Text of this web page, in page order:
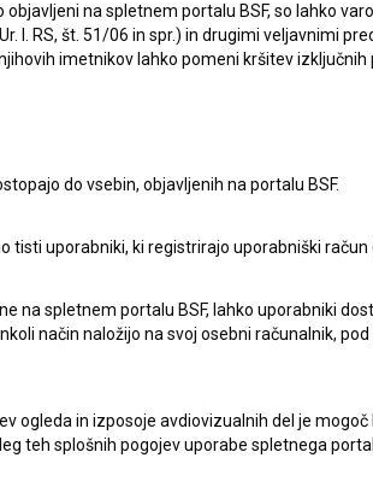
gore, je ob tej priložnosti poudarila:
korak pri krepitvi kulturnih vezi
zgodbe, hkrati pa odražajo
Verjamemo, da bo ta teden v Ljubljani
gledališče, radio, film in televizijo
in akademska kultura se razvijajo v
okolja. Za umetniške akademije so
v nacionalnem in mednarodnem
objavljeni na spletnem portalu BSF, so lahko
l. RS, št. 51/06 in spr.) in drugimi veljavnimi
imetnikov lahko pomeni kršitev izključnih
do vsebin, objavljenih na portalu BSF.
tisti uporabniki, ki registrirajo uporabniški
na spletnem portalu BSF, lahko uporabniki
način naložijo na svoj osebni računalnik,
ogleda in izposoje avdiovizualnih del je
teh splošnih pogojev uporabe spletnega